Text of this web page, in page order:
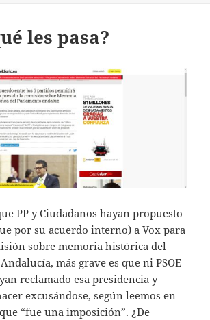
les pasa?
PP y Ciudadanos hayan propuesto
por su acuerdo interno) a Vox para
sobre memoria histórica del
más grave es que ni PSOE
reclamado esa presidencia y
excusándose, según leemos en
“fue una imposición”. ¿De